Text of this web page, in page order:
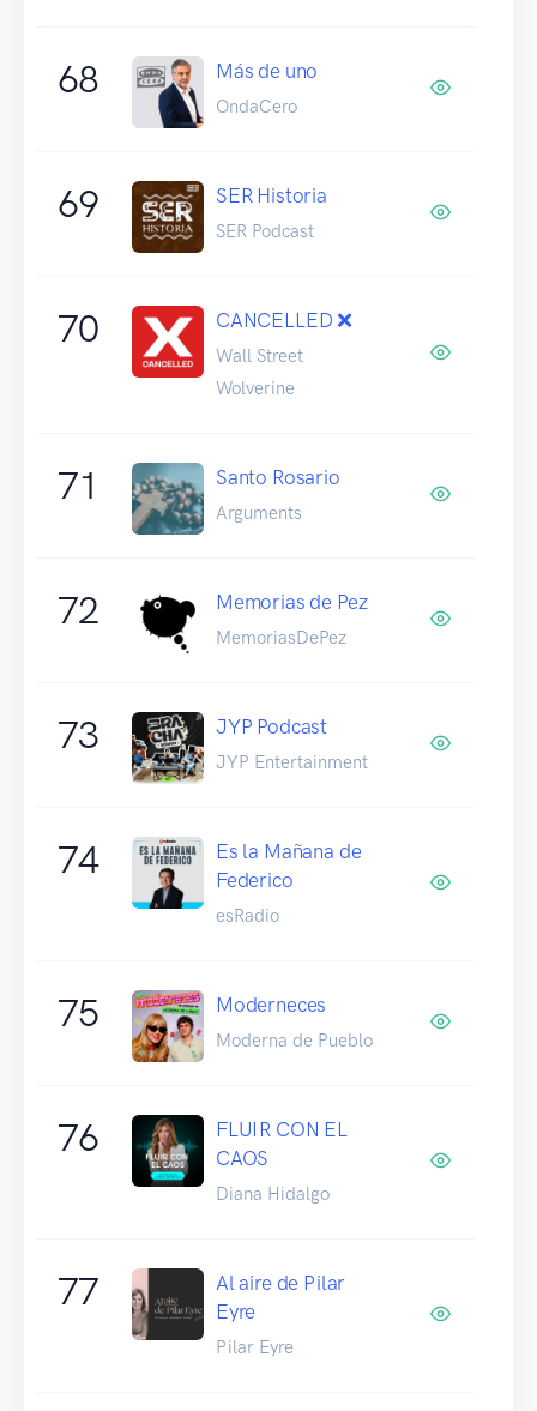
68 Más de uno
OndaCero
69 SER Historia
SER Podcast
70 CANCELLED ❌
Wall Street
Wolverine
71 Santo Rosario
Arguments
72 Memorias de Pez
MemoriasDePez
73 JYP Podcast
JYP Entertainment
74
Es la Mañana de
Federico
esRadio
75 Moderneces
Moderna de Pueblo
76
FLUIR CON EL
CAOS
Diana Hidalgo
77
Al aire de Pilar
Eyre
Pilar Eyre